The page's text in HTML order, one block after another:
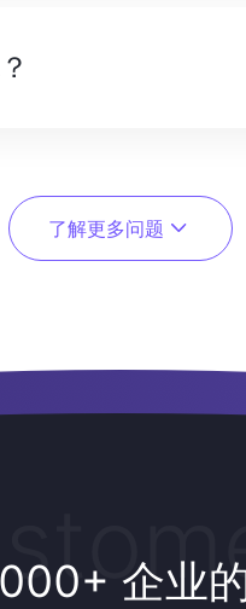
了解更多问题
企业